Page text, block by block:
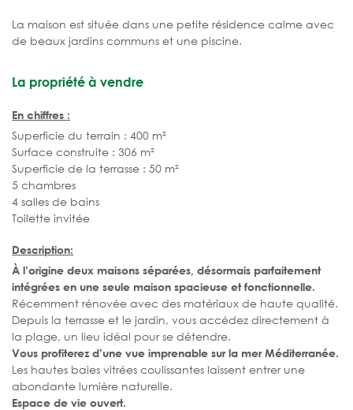
La maison est située dans une petite résidence calme avec
de beaux jardins communs et une piscine.
La propriété à vendre
En chiffres :
Superficie du terrain : 400 m²
Surface construite : 306 m²
Superficie de la terrasse : 50 m²
5 chambres
4 salles de bains
Toilette invitée
Description:
À l’origine deux maisons séparées, désormais parfaitement
intégrées en une seule maison spacieuse et fonctionnelle.
Récemment rénovée avec des matériaux de haute qualité.
Depuis la terrasse et le jardin, vous accédez directement à
la plage, un lieu idéal pour se détendre.
Vous profiterez d’une vue imprenable sur la mer Méditerranée.
Les hautes baies vitrées coulissantes laissent entrer une
abondante lumière naturelle.
Espace de vie ouvert.